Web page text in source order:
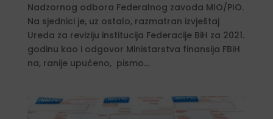
Nadzornog odbora Federalnog zavoda MIO/PIO.
Na sjednici je, uz ostalo, razmatran izvještaj
Ureda za reviziju institucija Federacije BiH za 2021.
godinu kao i odgovor Ministarstva finansija FBiH
na, ranije upućeno, pismo...